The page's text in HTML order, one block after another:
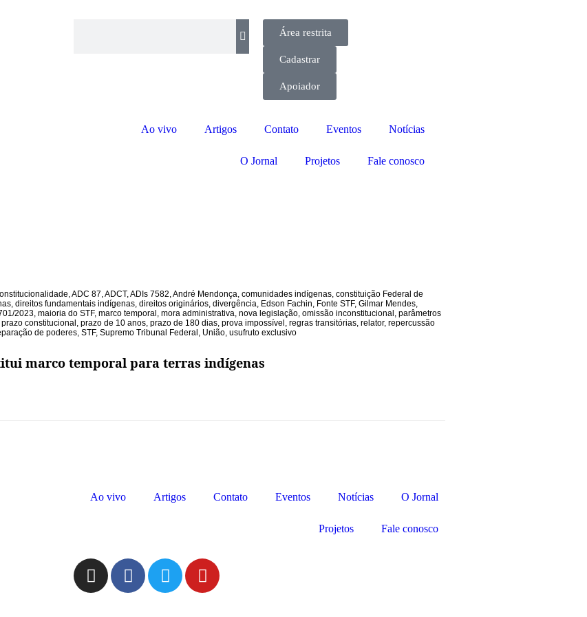
Área restrita
Cadastrar
Apoiador
Ao vivo Artigos Contato Eventos Notícias
O Jornal Projetos Fale conosco
,ADC 87,ADCT,ADIs 7582,André Mendonça, comunidades indígenas, constituição Federal de
, direitos fundamentais indígenas, direitos originários, divergência, Edson Fachin, Fonte STF, Gilmar Mendes,
2023, maioria do STF, marco temporal , mora administrativa, nova legislação, omissão inconstitucional , parâmetros
prazo constitucional , prazo de 10 anos, prazo de 180 dias, prova impossível , regras transitórias, relator, repercussão
de poderes, STF, Supremo Tribunal Federal , União, usufruto exclusivo
marco temporal para terras indígenas
Ao vivo Artigos Contato Eventos Notícias O Jornal
Projetos Fale conosco